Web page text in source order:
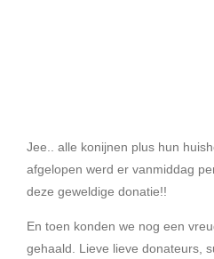
Jee.. alle konijnen plus hun
afgelopen werd er vanmiddag
deze geweldige donatie!!
En toen konden we nog een
gehaald. Lieve lieve donateurs,